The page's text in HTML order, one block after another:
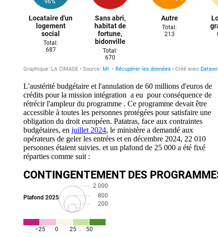
L'austérité budgétaire et l'annulation de 60 millions d'euros de
crédits pour la mission intégration a eu pour conséquence de
rétrécir l'ampleur du programme . Ce programme devait être
accessible à toutes les personnes protégées pour satisfaire une
obligation du droit européen. Patatras, face aux contraintes
budgétaires, en juillet 2024, le ministère a demandé aux
opérateurs de geler les entrées et en décembre 2024, 22 010
personnes étaient suivies. et un plafond de 25 000 a été fixé
réparties comme suit :